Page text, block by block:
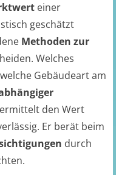
einer
geschätzt
Methoden zur
Welches
Gebäudeart am
den Wert
Er berät beim
durch